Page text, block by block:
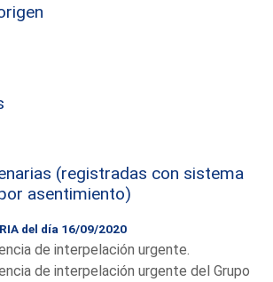
(registradas con sistema
asentimiento)
del día 16/09/2020
de interpelación urgente.
de interpelación urgente del Grupo